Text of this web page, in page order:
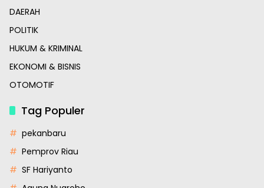
DAERAH
POLITIK
HUKUM & KRIMINAL
EKONOMI & BISNIS
OTOMOTIF
Tag Populer
pekanbaru
Pemprov Riau
SF Hariyanto